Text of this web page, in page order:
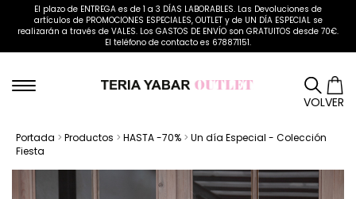
El plazo de ENTREGA es de 1 a 3 DÍAS LABORABLES. Las Devoluciones de
artículos de PROMOCIONES ESPECIALES, OUTLET y de UN DÍA ESPECIAL se
realizarán a través de VALES. Los GASTOS DE ENVÍO son GRATUITOS desde 70€.
El teléfono de contacto es 678871151.
VOLVER
Portada > Productos > HASTA -70% > Un día Especial - Colección
Fiesta